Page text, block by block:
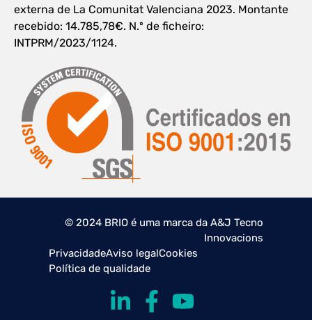
externa de La Comunitat Valenciana 2023. Montante
recebido: 14.785,78€. N.º de ficheiro:
INTPRM/2023/1124.
© 2024 BRIO é uma marca da A&J Tecno
Innovacions
PrivacidadeAviso legalCookies
Política de qualidade